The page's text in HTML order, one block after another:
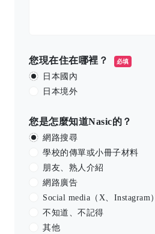
您現在住在哪裡？ 必填
日本國內
日本境外
您是怎麼知道Nasic的？
網路搜尋
學校的傳單或小冊子材料
朋友、熟人介紹
網路廣告
Social media（X、Instagram）
不知道、不記得
其他